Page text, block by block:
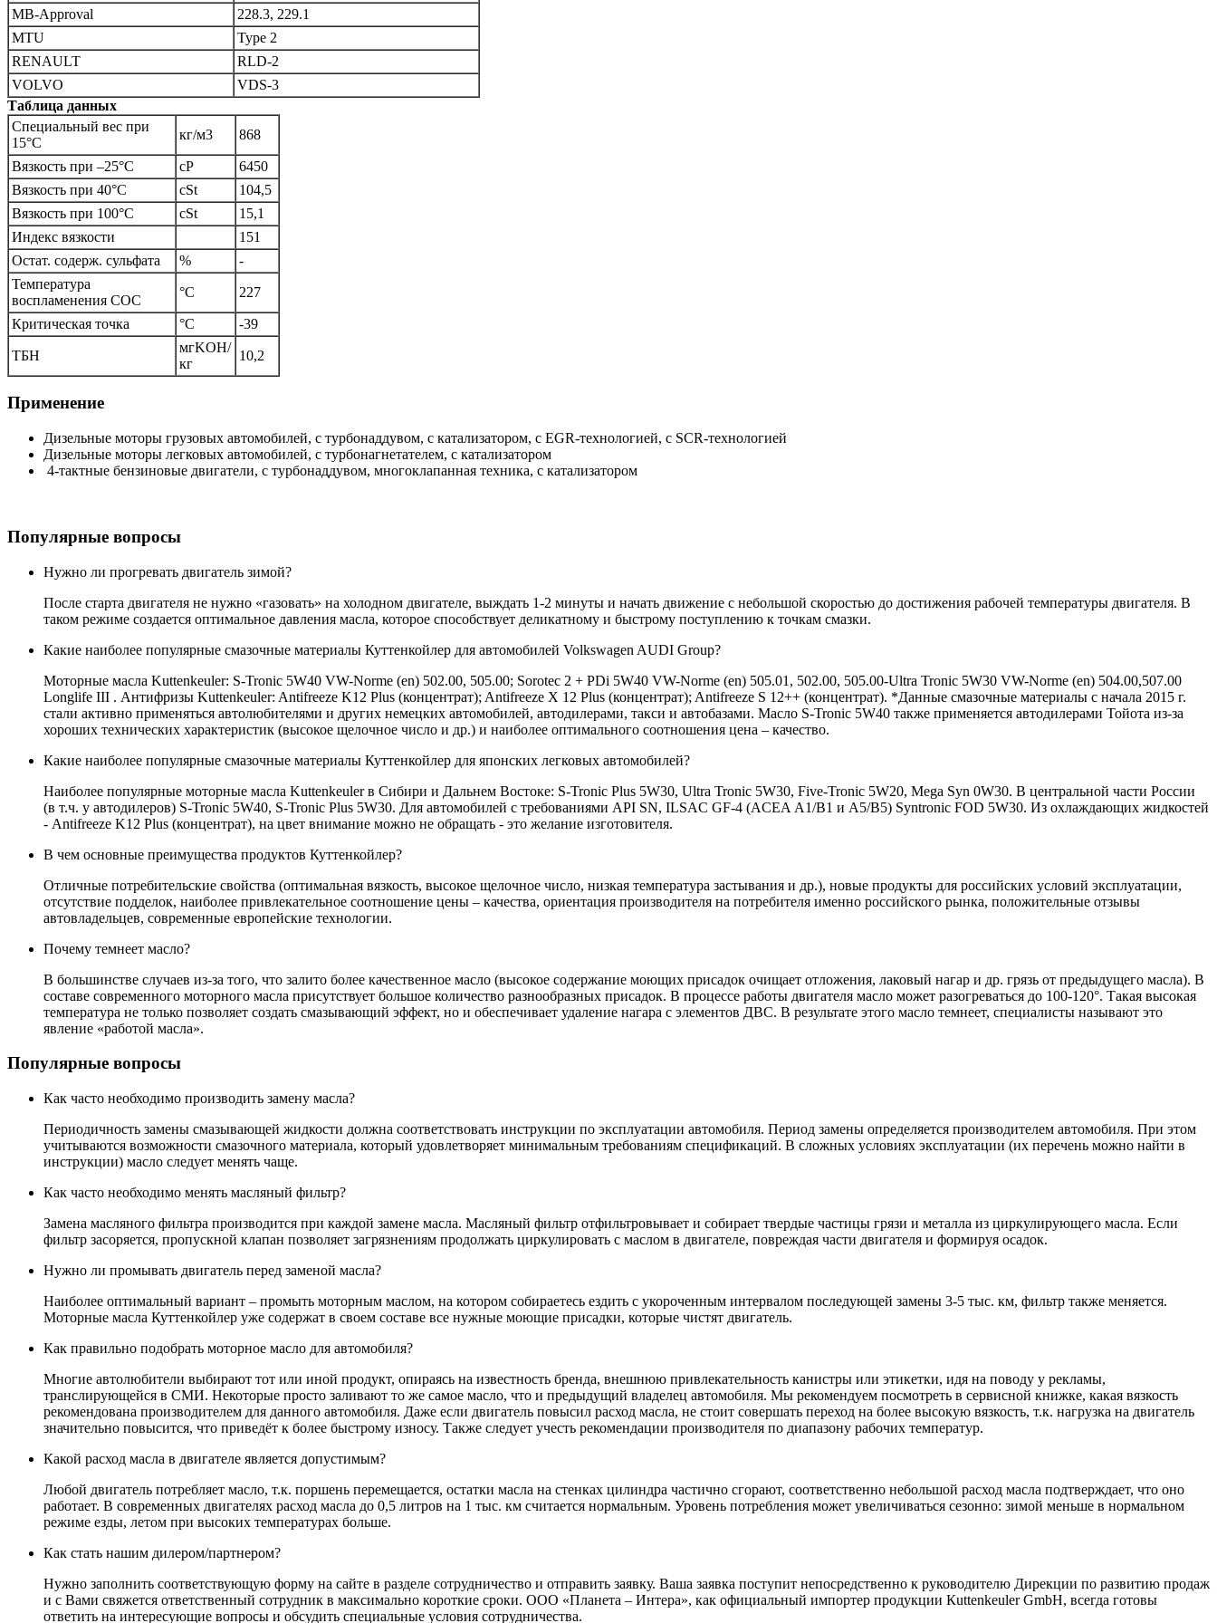
MB-Approval
228.3, 229.1
MTU
Type 2
RENAULT
RLD-2
VOLVO
VDS-3
Таблица данных
Специальный вес при
15°С
кг/м3 868
Вязкость при –25°С cP
6450
Вязкость при 40°С
cSt
104,5
Вязкость при 100°С
cSt
15,1
Индекс вязкости
151
Остат. содерж. сульфата
%
-
Температура
воспламенения СОС
°C 227
Критическая точка °С -39
ТБН
мгKОН/
кг
10,2
Применение
Дизельные моторы грузовых автомобилей, с турбонаддувом, с катализатором, с EGR-технологией, с SCR-технологией
Дизельные моторы легковых автомобилей, с турбонагнетателем, с катализатором
4-тактные бензиновые двигатели, с турбонаддувом, многоклапанная техника, с катализатором
Популярные вопросы
Нужно ли прогревать двигатель зимой?
После старта двигателя не нужно «газовать» на холодном двигателе, выждать 1-2 минуты и начать движение с небольшой скоростью до достижения рабочей температуры двигателя. В
таком режиме создается оптимальное давления масла, которое способствует деликатному и быстрому поступлению к точкам смазки.
Какие наиболее популярные смазочные материалы Куттенкойлер для автомобилей Volkswagen AUDI Group?
Моторные масла Kuttenkeuler: S-Tronic 5W40 VW-Norme (en) 502.00, 505.00; Sorotec 2 + PDi 5W40 VW-Norme (en) 505.01, 502.00, 505.00-Ultra Tronic 5W30 VW-Norme (en) 504.00,507.00
Longlife III . Антифризы Kuttenkeuler: Antifreeze K12 Plus (концентрат); Antifreeze X 12 Plus (концентрат); Antifreeze S 12++ (концентрат). *Данные смазочные материалы с начала 2015 г.
стали активно применяться автолюбителями и других немецких автомобилей, автодилерами, такси и автобазами. Масло S-Tronic 5W40 также применяется автодилерами Тойота из-за
хороших технических характеристик (высокое щелочное число и др.) и наиболее оптимального соотношения цена – качество.
Какие наиболее популярные смазочные материалы Куттенкойлер для японских легковых автомобилей?
Наиболее популярные моторные масла Kuttenkeuler в Сибири и Дальнем Востоке: S-Tronic Plus 5W30, Ultra Tronic 5W30, Five-Tronic 5W20, Mega Syn 0W30. В центральной части России
(в т.ч. у автодилеров) S-Tronic 5W40, S-Tronic Plus 5W30. Для автомобилей с требованиями API SN, ILSAC GF-4 (ACEA А1/В1 и А5/В5) Syntronic FOD 5W30. Из охлаждающих жидкостей
- Antifreeze K12 Plus (концентрат), на цвет внимание можно не обращать - это желание изготовителя.
В чем основные преимущества продуктов Куттенкойлер?
Отличные потребительские свойства (оптимальная вязкость, высокое щелочное число, низкая температура застывания и др.), новые продукты для российских условий эксплуатации,
отсутствие подделок, наиболее привлекательное соотношение цены – качества, ориентация производителя на потребителя именно российского рынка, положительные отзывы
автовладельцев, современные европейские технологии.
Почему темнеет масло?
В большинстве случаев из-за того, что залито более качественное масло (высокое содержание моющих присадок очищает отложения, лаковый нагар и др. грязь от предыдущего масла). В
составе современного моторного масла присутствует большое количество разнообразных присадок. В процессе работы двигателя масло может разогреваться до 100-120°. Такая высокая
температура не только позволяет создать смазывающий эффект, но и обеспечивает удаление нагара с элементов ДВС. В результате этого масло темнеет, специалисты называют это
явление «работой масла».
Популярные вопросы
Как часто необходимо производить замену масла?
Периодичность замены смазывающей жидкости должна соответствовать инструкции по эксплуатации автомобиля. Период замены определяется производителем автомобиля. При этом
учитываются возможности смазочного материала, который удовлетворяет минимальным требованиям спецификаций. В сложных условиях эксплуатации (их перечень можно найти в
инструкции) масло следует менять чаще.
Как часто необходимо менять масляный фильтр?
Замена масляного фильтра производится при каждой замене масла. Масляный фильтр отфильтровывает и собирает твердые частицы грязи и металла из циркулирующего масла. Если
фильтр засоряется, пропускной клапан позволяет загрязнениям продолжать циркулировать с маслом в двигателе, повреждая части двигателя и формируя осадок.
Нужно ли промывать двигатель перед заменой масла?
Наиболее оптимальный вариант – промыть моторным маслом, на котором собираетесь ездить с укороченным интервалом последующей замены 3-5 тыс. км, фильтр также меняется.
Моторные масла Куттенкойлер уже содержат в своем составе все нужные моющие присадки, которые чистят двигатель.
Как правильно подобрать моторное масло для автомобиля?
Многие автолюбители выбирают тот или иной продукт, опираясь на известность бренда, внешнюю привлекательность канистры или этикетки, идя на поводу у рекламы,
транслирующейся в СМИ. Некоторые просто заливают то же самое масло, что и предыдущий владелец автомобиля. Мы рекомендуем посмотреть в сервисной книжке, какая вязкость
рекомендована производителем для данного автомобиля. Даже если двигатель повысил расход масла, не стоит совершать переход на более высокую вязкость, т.к. нагрузка на двигатель
значительно повысится, что приведёт к более быстрому износу. Также следует учесть рекомендации производителя по диапазону рабочих температур.
Какой расход масла в двигателе является допустимым?
Любой двигатель потребляет масло, т.к. поршень перемещается, остатки масла на стенках цилиндра частично сгорают, соответственно небольшой расход масла подтверждает, что оно
работает. В современных двигателях расход масла до 0,5 литров на 1 тыс. км считается нормальным. Уровень потребления может увеличиваться сезонно: зимой меньше в нормальном
режиме езды, летом при высоких температурах больше.
Как стать нашим дилером/партнером?
Нужно заполнить соответствующую форму на сайте в разделе сотрудничество и отправить заявку. Ваша заявка поступит непосредственно к руководителю Дирекции по развитию продаж
и с Вами свяжется ответственный сотрудник в максимально короткие сроки. ООО «Планета – Интера», как официальный импортер продукции Кuttenkeuler GmbH, всегда готовы
ответить на интересующие вопросы и обсудить специальные условия сотрудничества.